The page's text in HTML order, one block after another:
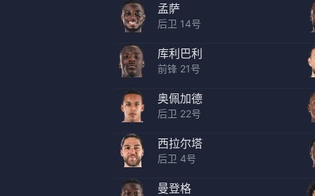
孟萨
后卫 14号
库利巴利
前锋 21号
奥佩加德
后卫 22号
西拉尔塔
后卫 4号
曼登格